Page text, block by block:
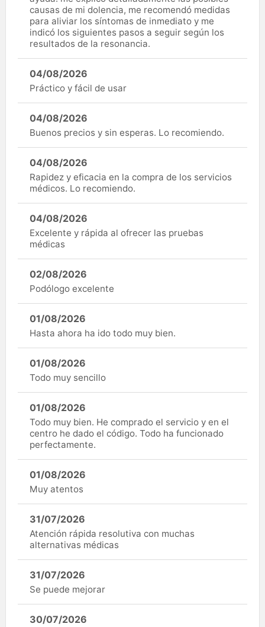
causas de mi dolencia, me recomendó medidas
para aliviar los síntomas de inmediato y me
indicó los siguientes pasos a seguir según los
resultados de la resonancia.
04/08/2026
Práctico y fácil de usar
04/08/2026
Buenos precios y sin esperas. Lo recomiendo.
04/08/2026
Rapidez y eficacia en la compra de los servicios
médicos. Lo recomiendo.
04/08/2026
Excelente y rápida al ofrecer las pruebas
médicas
02/08/2026
Podólogo excelente
01/08/2026
Hasta ahora ha ido todo muy bien.
01/08/2026
Todo muy sencillo
01/08/2026
Todo muy bien. He comprado el servicio y en el
centro he dado el código. Todo ha funcionado
perfectamente.
01/08/2026
Muy atentos
31/07/2026
Atención rápida resolutiva con muchas
alternativas médicas
31/07/2026
Se puede mejorar
30/07/2026